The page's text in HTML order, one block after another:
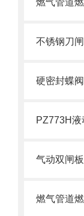
不锈钢刀
硬密封蝶
气动双闸